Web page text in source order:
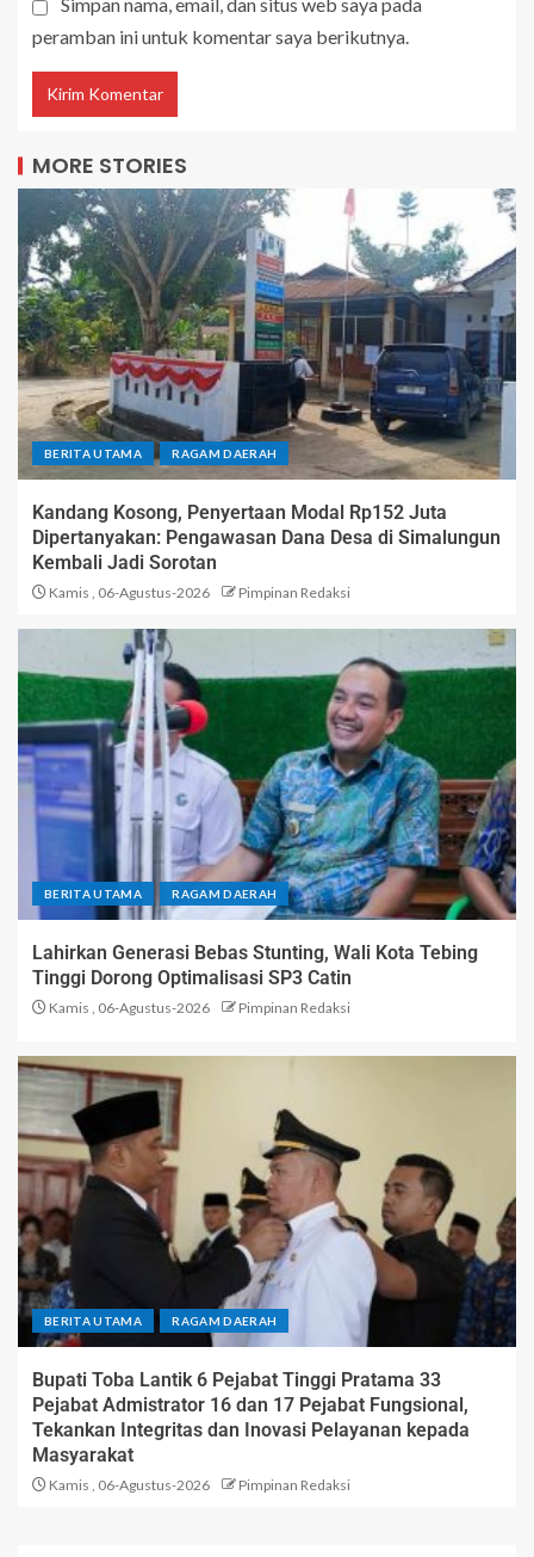
Simpan nama, email, dan situs web saya pada
peramban ini untuk komentar saya berikutnya.
MORE STORIES
BERITA UTAMA RAGAM DAERAH
Kandang Kosong, Penyertaan Modal Rp152 Juta
Dipertanyakan: Pengawasan Dana Desa di Simalungun
Kembali Jadi Sorotan
Kamis , 06-Agustus-2026 Pimpinan Redaksi
BERITA UTAMA RAGAM DAERAH
Lahirkan Generasi Bebas Stunting, Wali Kota Tebing
Tinggi Dorong Optimalisasi SP3 Catin
Kamis , 06-Agustus-2026 Pimpinan Redaksi
BERITA UTAMA RAGAM DAERAH
Bupati Toba Lantik 6 Pejabat Tinggi Pratama 33
Pejabat Admistrator 16 dan 17 Pejabat Fungsional,
Tekankan Integritas dan Inovasi Pelayanan kepada
Masyarakat
Kamis , 06-Agustus-2026 Pimpinan Redaksi